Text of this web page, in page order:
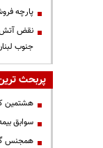
پارچه
نقض
جنوب
پربحث
هشتمین
سوابق
همجنس